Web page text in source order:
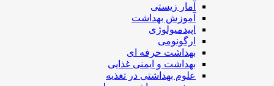
آمار زیستی
آموزش بهداشت
اپیدمیولوژی
ارگونومی
بهداشت حرفه ای
بهداشت و ایمنی غذایی
علوم بهداشتی در تغذیه